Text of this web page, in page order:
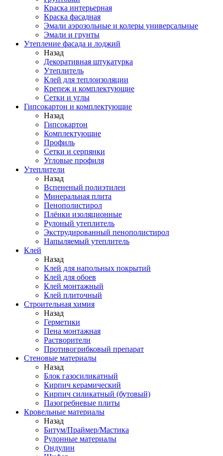
Краска интерьерная
Краска фасадная
Эмали аэрозольные и колеры универсальные
Эмали и грунты
Утепление фасада и лоджий
Назад
Декоративная штукатурка
Утеплитель
Клей для теплоизоляции
Крепеж и комплектующие
Сетки и углы
Гипсокартон и комплектующие
Назад
Гипсокартон
Комплектующие
Профиль
Сетки и серпянки
Угловые профиля
Утеплители
Назад
Вспененый полиэтилен
Минеральная плита
Пенополистирол
Плёнки изоляционные
Рулоный утеплитель
Экструдированный пенополистирол
Напыляемый утеплитель
Клей
Назад
Клей для напольных покрытий
Клей для обоев
Клей монтажный
Клей плиточный
Строительная химия
Назад
Герметики
Пена монтажная
Растворители
Противогрибковый препарат
Стеновые материалы
Назад
Блок газосиликатный
Кирпич керамический
Кирпич силикатный (бутовый)
Пазогребневые плиты
Кровельные материалы
Назад
Битум/Праймер/Мастика
Рулонные материалы
Ондулин